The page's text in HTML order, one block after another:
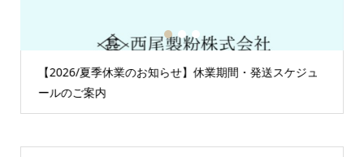
【2026/夏季休業のお知らせ】休業期間・発送スケジュ
ールのご案内
1 2 3